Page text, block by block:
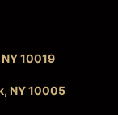
10019
NY 10005